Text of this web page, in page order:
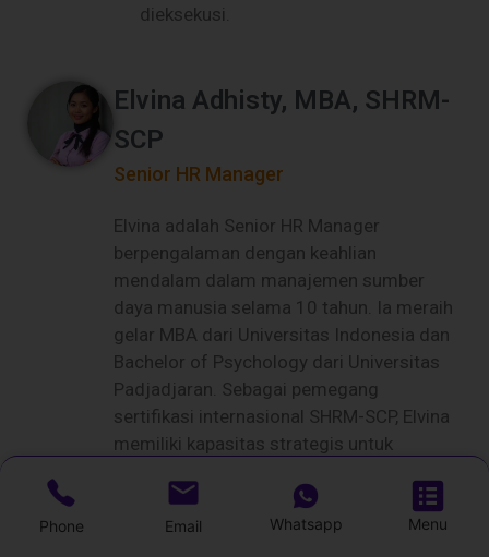
dieksekusi.
Elvina Adhisty, MBA, SHRM-
SCP
Senior HR Manager
Elvina adalah Senior HR Manager
berpengalaman dengan keahlian
mendalam dalam manajemen sumber
daya manusia selama 10 tahun. Ia meraih
gelar MBA dari Universitas Indonesia dan
Bachelor of Psychology dari Universitas
Padjadjaran. Sebagai pemegang
sertifikasi internasional SHRM-SCP, Elvina
memiliki kapasitas strategis untuk
budaya kerja yang sehat, serta
memastikan praktik HR perusahaan
Phone Email Whatsapp Menu